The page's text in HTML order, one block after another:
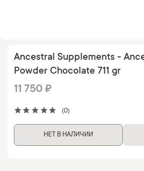
(0)
Ancestral Supplements -
Powder Chocolate 711 gr
11 750 ₽
НЕТ В НАЛИЧИИ